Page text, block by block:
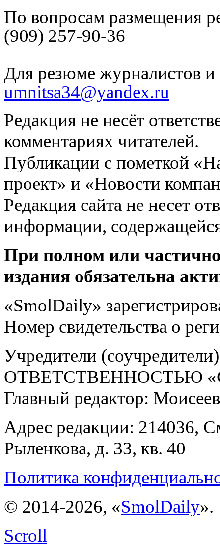
По вопросам размещения
(909) 257-90-36
Для резюме журналистов и
umnitsa34@yandex.ru
Редакция не несёт
комментариях читателей.
Публикации с пометкой
проект» и «Новости
Редакция сайта не несет
информации,
При полном или
издания обязательна
«SmolDaily»
Номер свидетельства о
Учредители
ОТВЕТСТВЕННОСТЬЮ
Главный редактор:
Адрес редакции: 214036,
Рыленкова, д. 33, кв. 40
Политика
© 2014-2026, «SmolDaily».
Scroll